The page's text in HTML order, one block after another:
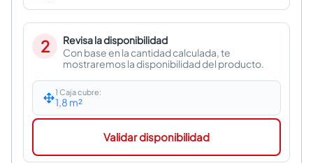
2
Revisa la disponibilidad
Con base en la cantidad calculada, te
mostraremos la disponibilidad del producto.
1 Caja cubre:
1,8 m²
Validar disponibilidad